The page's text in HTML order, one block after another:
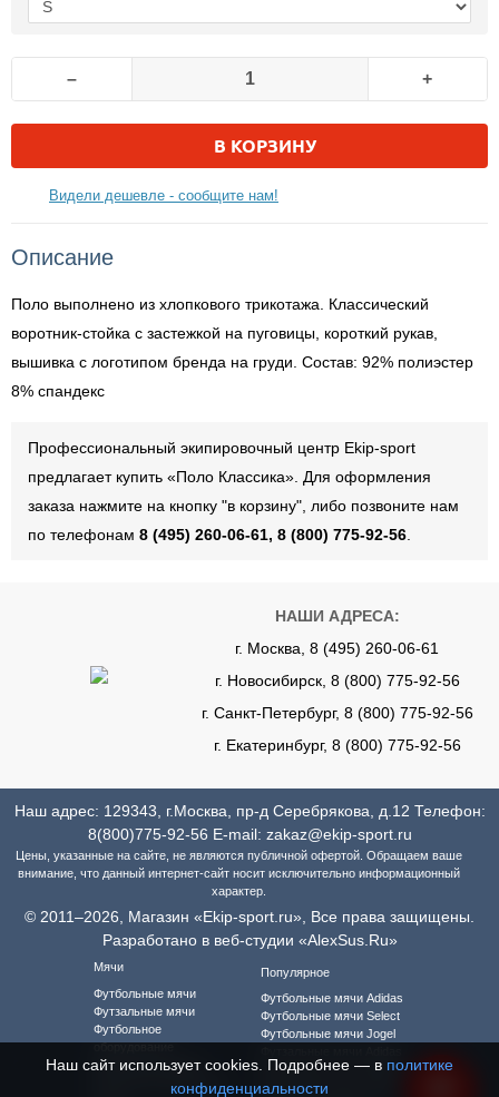
– +
В КОРЗИНУ
Видели дешевле - сообщите нам!
Описание
Поло выполнено из хлопкового трикотажа. Классический
воротник-стойка с застежкой на пуговицы, короткий рукав,
вышивка с логотипом бренда на груди. Состав: 92% полиэстер
8% спандекс
Профессиональный экипировочный центр Ekip-sport
предлагает купить «Поло Классика». Для оформления
заказа нажмите на кнопку "в корзину", либо позвоните нам
по телефонам 8 (495) 260-06-61, 8 (800) 775-92-56
НАШИ АДРЕСА:
г. Москва, 8 (495) 260-06-61
г. Новосибирск, 8 (800) 775-92-56
г. Санкт-Петербург, 8 (800) 775-92-56
г. Екатеринбург, 8 (800) 775-92-56
Наш адрес: 129343, г.Москва, пр-д Серебрякова, д.12 Телефон:
8(800)775-92-56 E-mail: zakaz@ekip-sport.ru
Цены, указанные на сайте, не являются публичной офертой. Обращаем ваше
внимание, что данный интернет-сайт носит исключительно информационный
характер.
© 2011–2026, Магазин «Ekip-sport.ru», Все права защищены.
Разработано в веб-студии «AlexSus.Ru»
Мячи
Футбольные мячи
Футзальные мячи
Футбольное
оборудование
Футбольная форма
Футбольная форма для
Популярное
Футбольные мячи Adidas
Футбольные мячи Select
Футбольные мячи Jogel
Футзальные мячи Select
Футзальные мячи Jogel
Наш сайт использует cookies. Подробнее — в политике
конфиденциальности